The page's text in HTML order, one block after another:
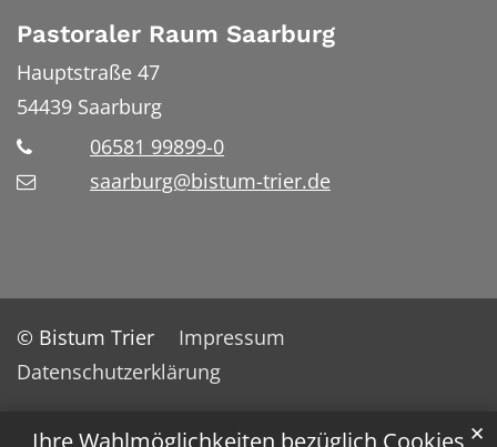
✕
Pastoraler Raum Saarburg
Hauptstraße 47
54439 Saarburg
06581 99899-0
saarburg@bistum-trier.de
© Bistum Trier
Impressum
Datenschutzerklärung